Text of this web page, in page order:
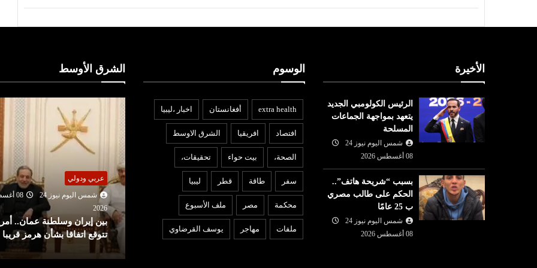
الأخيرة
الرئيس الكولومبي الجديد
يتعهد بمواجهة الجماعات
المسلحة
شمس اليوم نيوز 24
08 أغسطس 2026
بسبب “شريحة هاتف”..
الحكم على طالب مصري
ب 25 عامًا
شمس اليوم نيوز 24
08 أغسطس 2026
الوسوم
extra health أفغانستان اخبار ،ليبيا
افتصاد افريقيا الشرق الاوسط
الصحة، بيت حواء تحقيقات،
سفر طاقة قطر ليبيا
محكمة مصر ملف الأسبوع
ملفات مهاجر يوسف القرضاوي
الشرق الأوسط
شمس اليوم نيوز 24
07 أغسطس
2026
من الميدان إلى القرار: كيف تقود
زهرة محمد عيسى ملف التضامن
والإغاثة في ت...
عربي ودولي
شمس اليوم نيوز 24
08 أغسطس
بين إيران وسلطنة عمان.. أمريكا
تتوقع اتفاقا بشأن هرمز قريبا
شمس اليوم نيوز 24
07
2026
ردًا على روما.. إسبانيا تفرض
إجراءات مراقبة أمام
إيطاليا!